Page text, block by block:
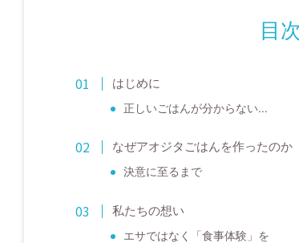
目次
はじめに
正しいごはんが分からない...
なぜアオジタごはんを作ったのか
決意に至るまで
私たちの想い
エサではなく「食事体験」を